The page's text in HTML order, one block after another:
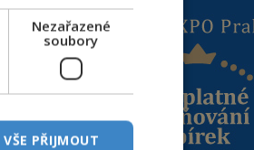
Nezařazené
soubory
VŠE PŘIJMOUT